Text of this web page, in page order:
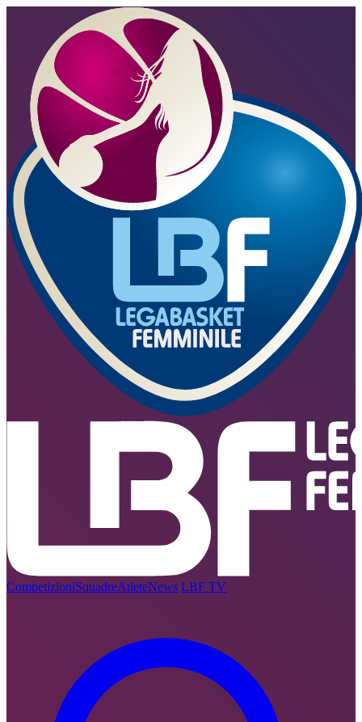
CompetizioniSquadreAtleteNews LBF TV